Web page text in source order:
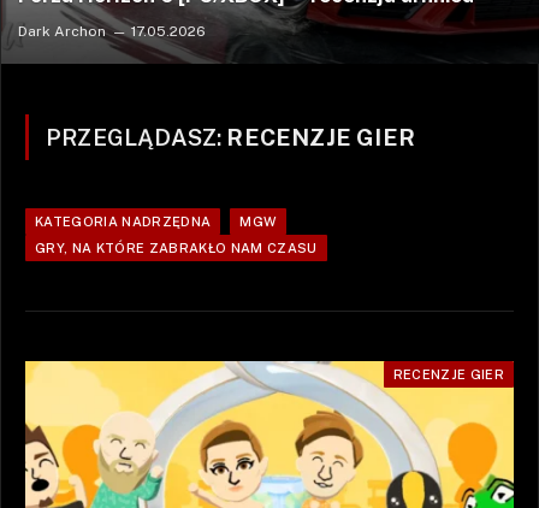
Dark Archon 17.05.2026
PRZEGLĄDASZ: RECENZJE GIER
KATEGORIA NADRZĘDNA
MGW
GRY, NA KTÓRE ZABRAKŁO NAM CZASU
RECENZJE GIER